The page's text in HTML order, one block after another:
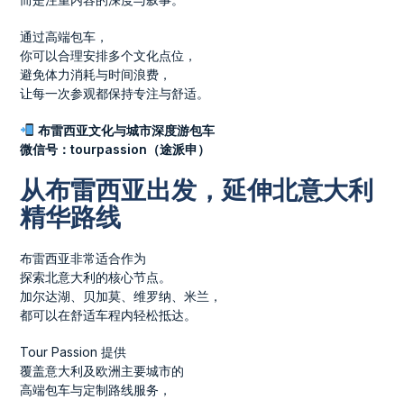
通过高端包车，
你可以合理安排多个文化点位，
避免体力消耗与时间浪费，
让每一次参观都保持专注与舒适。
布雷西亚文化与城市深度游包车
微信号：tourpassion（途派申）
从布雷西亚出发，延伸北意大利
精华路线
布雷西亚非常适合作为
探索北意大利的核心节点。
加尔达湖、贝加莫、维罗纳、米兰，
都可以在舒适车程内轻松抵达。
Tour Passion 提供
覆盖意大利及欧洲主要城市的
高端包车与定制路线服务，